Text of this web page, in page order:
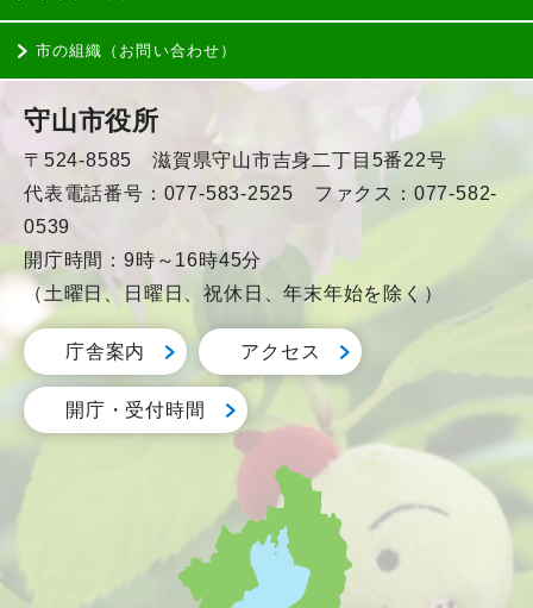
市の組織（お問い合わせ）
守山市役所
〒524-8585 滋賀県守山市吉身二丁目5番22号
代表電話番号：077-583-2525 ファクス：077-582-
0539
開庁時間：9時～16時45分
（土曜日、日曜日、祝休日、年末年始を除く）
庁舎案内 アクセス
開庁・受付時間